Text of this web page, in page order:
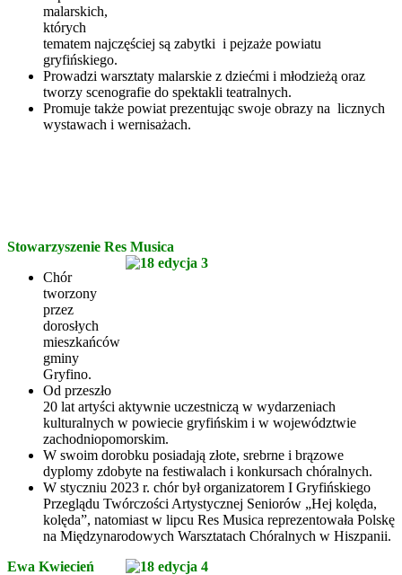
malarskich,
których
tematem najczęściej są zabytki i pejzaże powiatu
gryfińskiego.
Prowadzi warsztaty malarskie z dziećmi i młodzieżą oraz
tworzy scenografie do spektakli teatralnych.
Promuje także powiat prezentując swoje obrazy na licznych
wystawach i wernisażach.
Stowarzyszenie Res Musica
Chór
tworzony
przez
dorosłych
mieszkańców
gminy
Gryfino.
Od przeszło
20 lat artyści aktywnie uczestniczą w wydarzeniach
kulturalnych w powiecie gryfińskim i w województwie
zachodniopomorskim.
W swoim dorobku posiadają złote, srebrne i brązowe
dyplomy zdobyte na festiwalach i konkursach chóralnych.
W styczniu 2023 r. chór był organizatorem I Gryfińskiego
Przeglądu Twórczości Artystycznej Seniorów „Hej kolęda,
kolęda”, natomiast w lipcu Res Musica reprezentowała Polskę
na Międzynarodowych Warsztatach Chóralnych w Hiszpanii.
Ewa Kwiecień